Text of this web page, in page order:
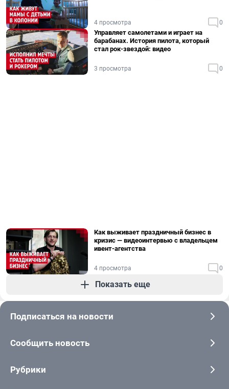
4 просмотра 0
Управляет самолетами и играет на
барабанах. История пилота, который
стал рок-звездой: видео
3 просмотра 0
Как выживает праздничный бизнес в
кризис — видеоинтервью с владельцем
ивент-агентства
4 просмотра 0
Показать еще
Подписаться на новости
Сообщить новость
Рубрики